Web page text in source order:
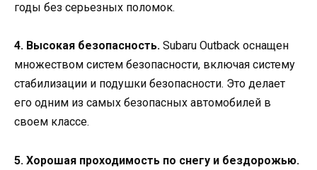
годы без серьезных поломок.
4. Высокая безопасность. Subaru Outback оснащен
множеством систем безопасности, включая систему
стабилизации и подушки безопасности. Это делает
его одним из самых безопасных автомобилей в
своем классе.
5. Хорошая проходимость по снегу и бездорожью.